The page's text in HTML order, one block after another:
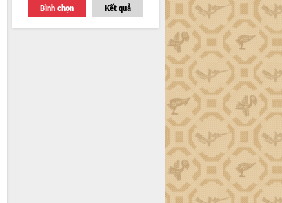
Bình chọn Kết quả